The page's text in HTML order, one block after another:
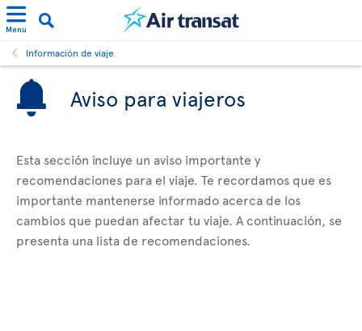
Menu
Información de viaje
Aviso para viajeros
Esta sección incluye un aviso importante y
recomendaciones para el viaje. Te recordamos que es
importante mantenerse informado acerca de los
cambios que puedan afectar tu viaje. A continuación, se
presenta una lista de recomendaciones.